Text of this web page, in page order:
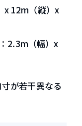
x 12m（縦）x
2.3m（幅）x
が若干異なる